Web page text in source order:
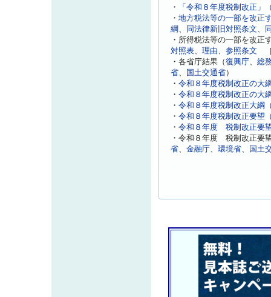
・
「令和８年度税制改正」
・地方税法等の一部を改正
綱、 同法律新旧対照条文、
・所得税法等の一部を改正
対照表、理由、参照条文
・各省庁結果（復興庁、総
省、 国土交通省）
・令和８年度税制改正の大
・令和８年度税制改正の大
・令和８年度税制改正大綱
・令和８年度税制改正要望
・令和８年度 税制改正要
・令和８年度 税制改正要
省、金融庁、環境省、 国土